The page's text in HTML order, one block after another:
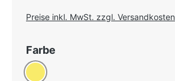
Preise inkl. MwSt. zzgl. Versandkosten
Farbe